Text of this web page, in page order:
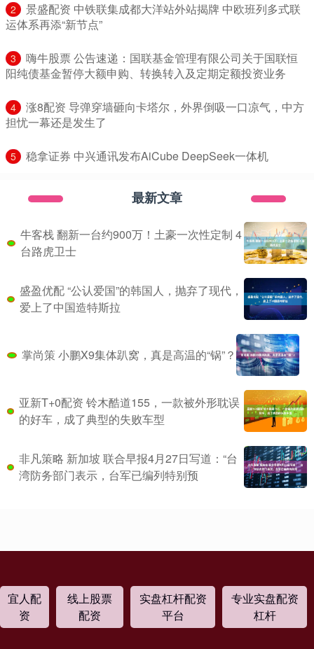
2
​景盛配资 中铁联集成都大洋站外站揭牌 中欧班列多式联
运体系再添“新节点”
3
​嗨牛股票 公告速递：国联基金管理有限公司关于国联恒
阳纯债基金暂停大额申购、转换转入及定期定额投资业务
4
​涨8配资 导弹穿墙砸向卡塔尔，外界倒吸一口凉气，中方
担忧一幕还是发生了
5 ​稳拿证券 中兴通讯发布AiCube DeepSeek一体机
最新文章
牛客栈 翻新一台约900万！土豪一次性定制 4
台路虎卫士
盛盈优配 “公认爱国”的韩国人，抛弃了现代，
爱上了中国造特斯拉
掌尚策 小鹏X9集体趴窝，真是高温的“锅”？
亚新T+0配资 铃木酷道155，一款被外形耽误
的好车，成了典型的失败车型
非凡策略 新加坡 联合早报4月27日写道：“台
湾防务部门表示，台军已编列特别预
宜人配
资
线上股票
配资
实盘杠杆配资
平台
专业实盘配资
杠杆